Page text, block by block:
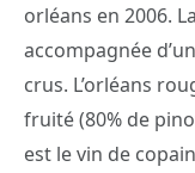
orléans en 2006.
accompagnée
crus. L’orléans
fruité (80% de
est le vin de